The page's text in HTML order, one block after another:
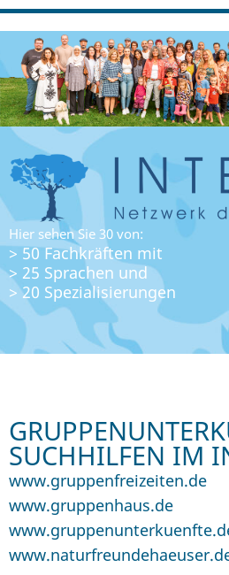
Hier sehen Sie 30 von:
> 50 Fachkräften mit
> 25 Sprachen und
> 20 Spezialisierungen
SUCHHILFEN IM
www.gruppenfreizeiten.de
www.gruppenhaus.de